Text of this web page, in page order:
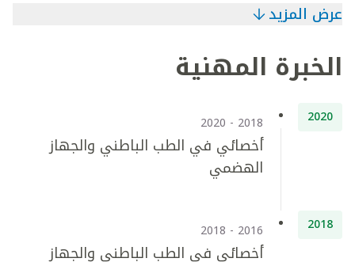
عرض المزيد
الخبرة المهنية
2020
2018 - 2020
أخصائي في الطب الباطني والجهاز
الهضمي
2018
2016 - 2018
أخصائي في الطب الباطني والجهاز